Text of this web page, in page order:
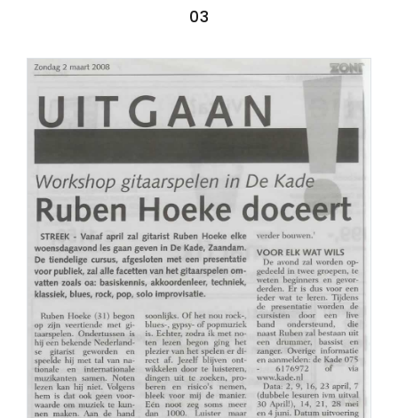
COLUMNS
MEDIA
NIEUWS
GEAR
PRESSKIT
CONTACT
03